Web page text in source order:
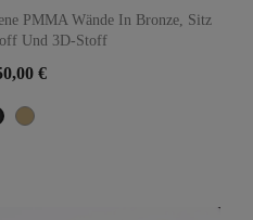
PMMA Wände In Bronze, Sitz
Und 3D-Stoff
€
Gris anthracite
Beige